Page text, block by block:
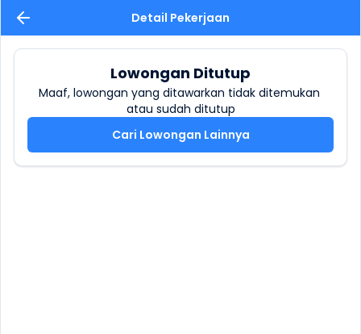
Detail Pekerjaan
Lowongan Ditutup
Maaf, lowongan yang ditawarkan tidak ditemukan
atau sudah ditutup
Cari Lowongan Lainnya